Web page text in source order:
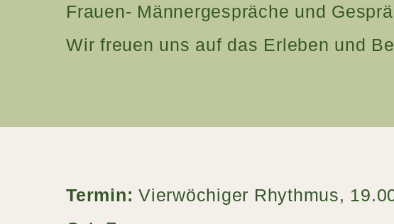
Frauen- Männergespräche und
Wir freuen uns auf das Erleben und
Termin: Vierwöchiger Rhythmus,